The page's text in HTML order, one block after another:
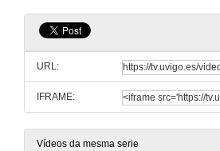
URL:
IFRAME:
Vídeos da mesma serie